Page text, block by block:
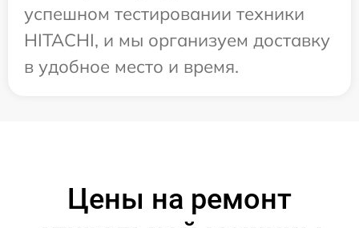
успешном тестировании техники
HITACHI, и мы организуем доставку
в удобное место и время.
Цены на ремонт